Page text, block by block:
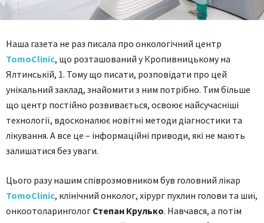
Наша газета не раз писала про онкологічний центр
TomoClinic, що розташований у Кропивницькому на
Ялтинській, 1. Тому що писати, розповідати про цей
унікальний заклад, знайомити з ним потрібно. Тим більше
що центр постійно розвивається, освоює найсучасніші
технології, вдосконалює новітні методи діагностики та
лікування. А все це – інформаційні приводи, які не мають
залишатися без уваги.
Цього разу нашим співрозмовником був головний лікар
TomoClinic, клінічний онколог, хірург пухлин голови та шиї,
онкоотоларинголог Степан Крулько. Навчався, а потім